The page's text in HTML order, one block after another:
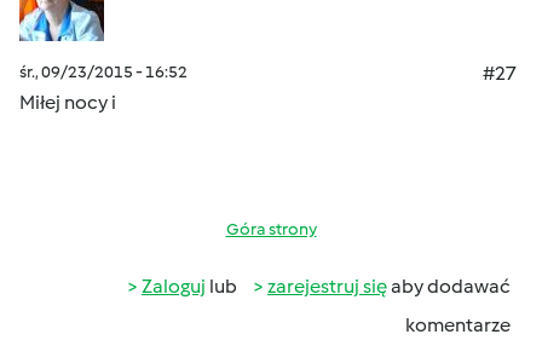
śr., 09/23/2015 - 16:52
#27
Miłej nocy i
Góra strony
Zaloguj lub zarejestruj sięaby dodawać
komentarze